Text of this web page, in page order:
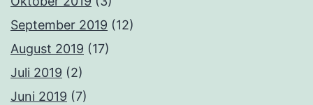
September 2019 (12)
August 2019 (17)
Juli 2019 (2)
Juni 2019 (7)